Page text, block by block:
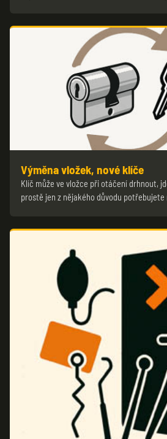
Výměna vložek, nové klíče
Klíč může ve vložce při otáčení drhnout,
prostě jen z nějakého důvodu